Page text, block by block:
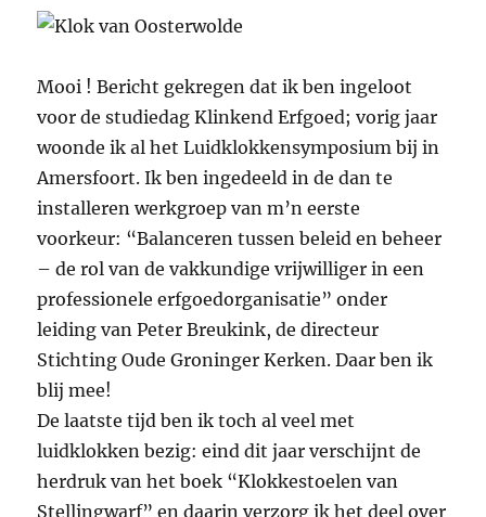
Mooi ! Bericht gekregen dat ik ben ingeloot
voor de studiedag Klinkend Erfgoed; vorig jaar
woonde ik al het Luidklokkensymposium bij in
Amersfoort. Ik ben ingedeeld in de dan te
installeren werkgroep van m’n eerste
voorkeur: “Balanceren tussen beleid en beheer
– de rol van de vakkundige vrijwilliger in een
professionele erfgoedorganisatie” onder
leiding van Peter Breukink, de directeur
Stichting Oude Groninger Kerken. Daar ben ik
blij mee!
De laatste tijd ben ik toch al veel met
luidklokken bezig: eind dit jaar verschijnt de
herdruk van het boek “Klokkestoelen van
Stellingwarf” en daarin verzorg ik het deel over